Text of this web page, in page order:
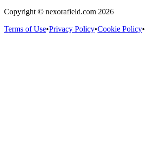
Copyright © nexorafield.com 2026
Terms of Use•Privacy Policy•Cookie Policy•